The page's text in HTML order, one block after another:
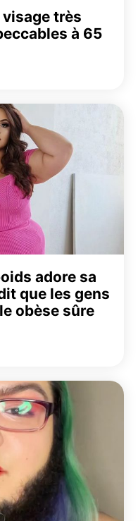
très
à 65
adore sa
que les gens
obèse sûre